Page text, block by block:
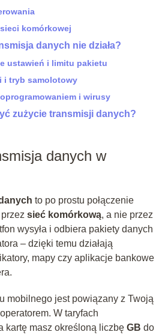
komórkowej
danych nie działa?
ustawień i limitu pakietu
i tryb samolotowy
i wirusy
zużycie transmisji danych?
danych w
to po prostu połączenie
sieć komórkową, a nie przez
wysyła i odbiera pakiety danych
– dzięki temu działają
mapy czy aplikacje bankowe
mobilnego jest powiązany z Twoją
W taryfach
kartę masz określoną liczbę GB do